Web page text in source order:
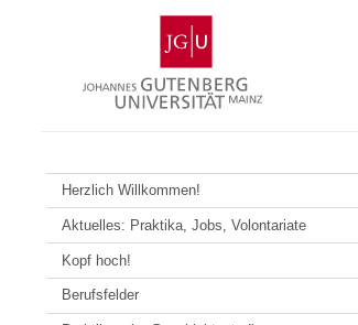
Gutenberg-
Universität
Mainz
Herzlich Willkommen!
Aktuelles: Praktika, Jobs, Volontariate
Kopf hoch!
Berufsfelder